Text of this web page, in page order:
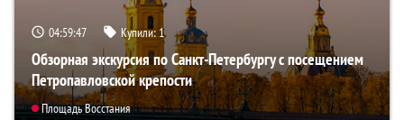
04:59:46 Купили:1
Обзорная экскурсия по Санкт-Петербургу с посещением
Петропавловской крепости
Площадь Восстания